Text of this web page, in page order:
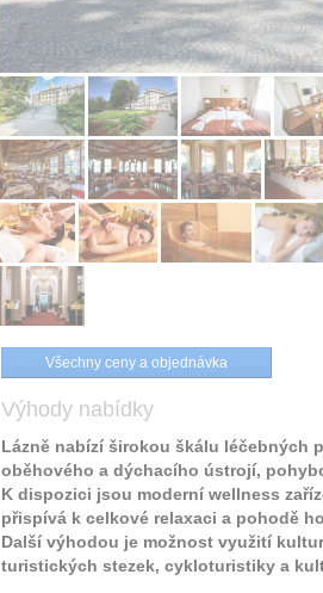
Všechny ceny a objednávka
Výhody nabídky
Lázně nabízí širokou škálu léčebných
oběhového a dýchacího ústrojí,
K dispozici jsou moderní wellness
přispívá k celkové relaxaci a pohodě
Další výhodou je možnost využití
turistických stezek, cykloturistiky a